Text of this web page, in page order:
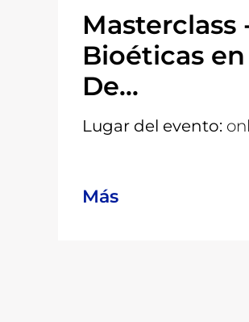
Masterclass
Bioéticas
De...
Lugar del evento:
Más